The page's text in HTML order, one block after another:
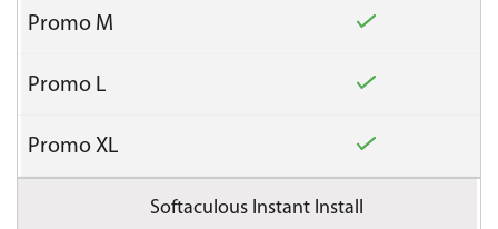
Softaculous Instant Install